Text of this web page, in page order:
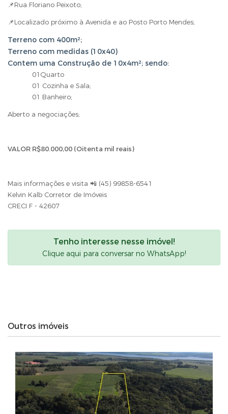
📌Rua Floriano Peixoto;
📌Localizado próximo à Avenida e ao Posto Porto Mendes;
Terreno com 400m²;
Terreno com medidas (10x40)
Contem uma Construção de 10x4m²; sendo:
01Quarto
01 Cozinha e Sala;
01 Banheiro;
Aberto a negociações;
VALOR R$80.000,00 (Oitenta mil reais)
Mais informações e visita 📲 (45) 99858-6541
Kelvin Kalb Corretor de Imóveis
CRECI F - 42607
Tenho interesse nesse imóvel!
Clique aqui para conversar no WhatsApp!
Outros imóveis